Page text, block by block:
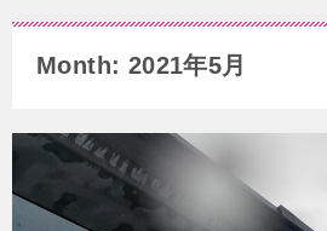
Month: 2021年5月